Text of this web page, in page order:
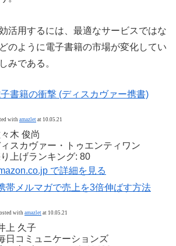
活用するには、最適なサービスではな
のように電子書籍の市場が変化してい
みである。
書籍の衝撃 (ディスカヴァー携書)
withamazlet at 10.05.21
木 俊尚
スカヴァー・トゥエンティワン
上げランキング: 80
で詳細を見る
帯メルマガで売上を3倍伸ばす方法
withamazlet at 10.05.21
上 久子
日コミュニケーションズ